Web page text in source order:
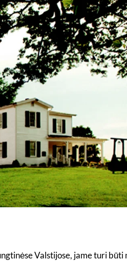
Valstijose, jame turi būti